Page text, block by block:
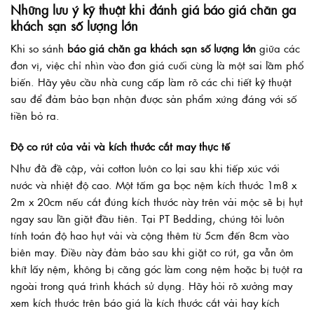
Những lưu ý kỹ thuật khi đánh giá báo giá chăn ga
khách sạn số lượng lớn
Khi so sánh báo giá chăn ga khách sạn số lượng lớn giữa các
đơn vị, việc chỉ nhìn vào đơn giá cuối cùng là một sai lầm phổ
biến. Hãy yêu cầu nhà cung cấp làm rõ các chi tiết kỹ thuật
sau để đảm bảo bạn nhận được sản phẩm xứng đáng với số
tiền bỏ ra.
Độ co rút của vải và kích thước cắt may thực tế
Như đã đề cập, vải cotton luôn co lại sau khi tiếp xúc với
nước và nhiệt độ cao. Một tấm ga bọc nệm kích thước 1m8 x
2m x 20cm nếu cắt đúng kích thước này trên vải mộc sẽ bị hụt
ngay sau lần giặt đầu tiên. Tại PT Bedding, chúng tôi luôn
tính toán độ hao hụt vải và cộng thêm từ 5cm đến 8cm vào
biên may. Điều này đảm bảo sau khi giặt co rút, ga vẫn ôm
khít lấy nệm, không bị căng góc làm cong nệm hoặc bị tuột ra
ngoài trong quá trình khách sử dụng. Hãy hỏi rõ xưởng may
xem kích thước trên báo giá là kích thước cắt vải hay kích